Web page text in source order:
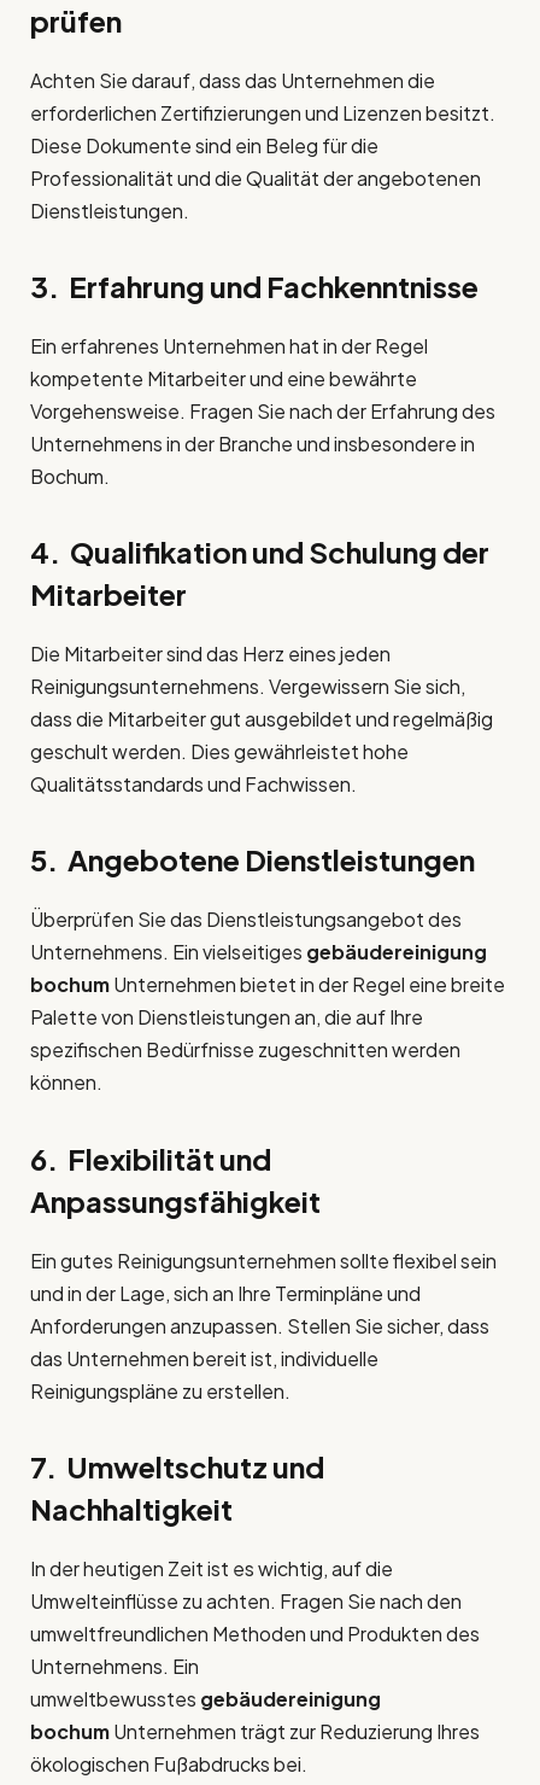
prüfen
Achten Sie darauf, dass das Unternehmen die
erforderlichen Zertifizierungen und Lizenzen besitzt.
Diese Dokumente sind ein Beleg für die
Professionalität und die Qualität der angebotenen
Dienstleistungen.
3. Erfahrung und Fachkenntnisse
Ein erfahrenes Unternehmen hat in der Regel
kompetente Mitarbeiter und eine bewährte
Vorgehensweise. Fragen Sie nach der Erfahrung des
Unternehmens in der Branche und insbesondere in
Bochum.
4. Qualifikation und Schulung der
Mitarbeiter
Die Mitarbeiter sind das Herz eines jeden
Reinigungsunternehmens. Vergewissern Sie sich,
dass die Mitarbeiter gut ausgebildet und regelmäßig
geschult werden. Dies gewährleistet hohe
Qualitätsstandards und Fachwissen.
5. Angebotene Dienstleistungen
Überprüfen Sie das Dienstleistungsangebot des
Unternehmens. Ein vielseitiges gebäudereinigung
bochumUnternehmen bietet in der Regel eine breite
Palette von Dienstleistungen an, die auf Ihre
spezifischen Bedürfnisse zugeschnitten werden
können.
6. Flexibilität und
Anpassungsfähigkeit
Ein gutes Reinigungsunternehmen sollte flexibel sein
und in der Lage, sich an Ihre Terminpläne und
Anforderungen anzupassen. Stellen Sie sicher, dass
das Unternehmen bereit ist, individuelle
Reinigungspläne zu erstellen.
7. Umweltschutz und
Nachhaltigkeit
In der heutigen Zeit ist es wichtig, auf die
Umwelteinflüsse zu achten. Fragen Sie nach den
umweltfreundlichen Methoden und Produkten des
Unternehmens. Ein
umweltbewusstes gebäudereinigung
bochumUnternehmen trägt zur Reduzierung Ihres
ökologischen Fußabdrucks bei.